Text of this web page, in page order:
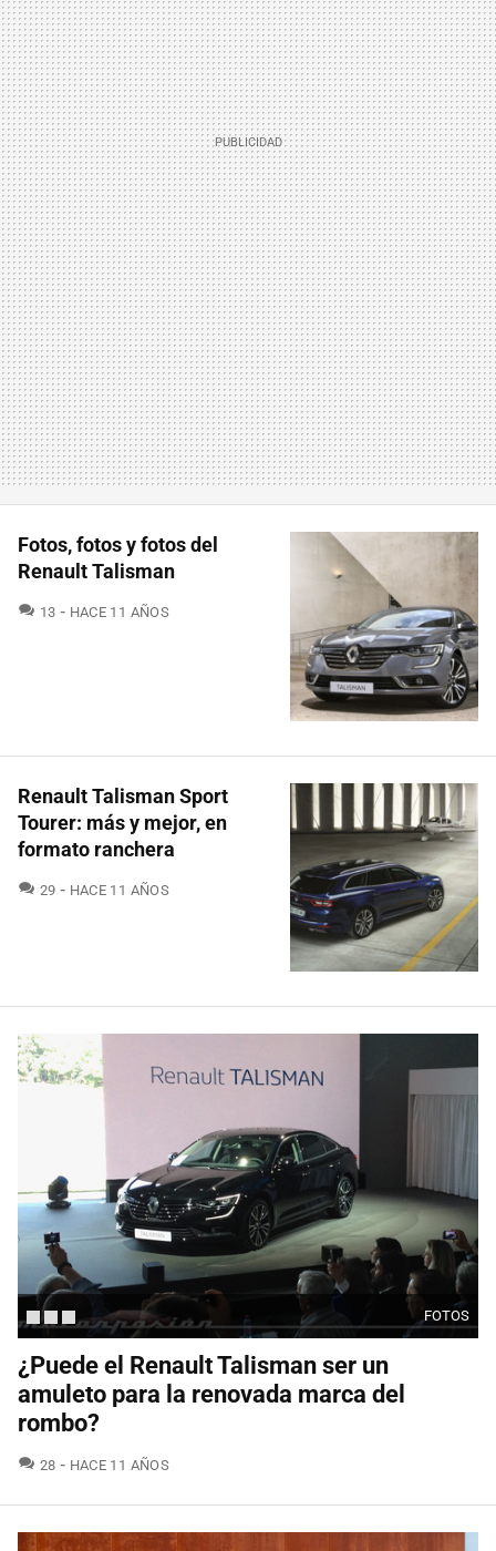
Fotos, fotos y fotos del
Renault Talisman
13 COMENTARIOS
HACE 11 AÑOS
Renault Talisman Sport
Tourer: más y mejor, en
formato ranchera
29 COMENTARIOS
HACE 11 AÑOS
FOTOS
¿Puede el Renault Talisman ser un
amuleto para la renovada marca del
rombo?
28 COMENTARIOS
HACE 11 AÑOS